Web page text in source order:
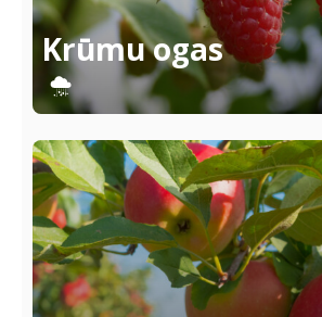
Krūmu ogas